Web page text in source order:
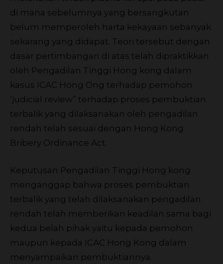
di mana sebelumnya yang bersangkutan
belum memperoleh harta kekayaan sebanyak
sekarang yang didapat. Teori tersebut dengan
dasar pertimbangan di atas telah dipraktikkan
oleh Pengadilan Tinggi Hong kong dalam
kasus ICAC Hong Ong terhadap pemohon
‘judicial review” terhadap proses pembuktian
terbalik yang dilaksanakan oleh pengadilan
rendah telah sesuai dengan Hong Kong
Bribery Ordinance Act.
Keputusan Pengadilan Tinggi Hong kong
menganggap bahwa proses pembuktian
terbalik yang telah dilaksanakan pengadilan
rendah telah memberikan keadilan sama bagi
kedua belah pihak yaitu kepada pemohon
maupun kepada ICAC Hong Kong dalam
menyampaikan pembuktiannya.